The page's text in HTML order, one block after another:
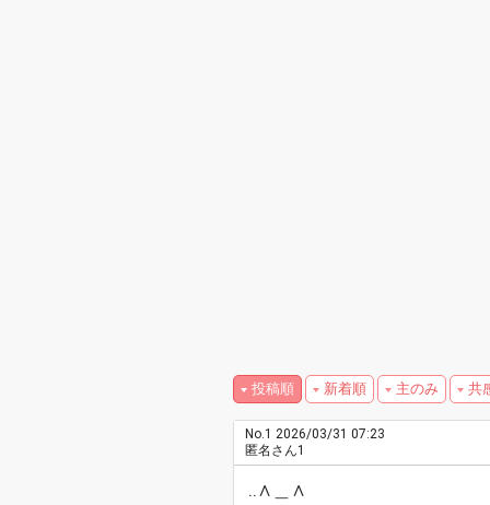
投稿順 新着順 主のみ 共
No.1 2026/03/31 07:23
匿名さん1
..∧＿∧